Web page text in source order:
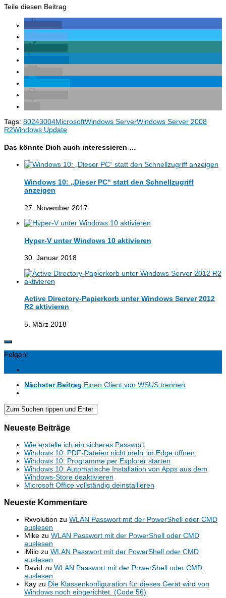
Teile diesen Beitrag
Tags: 80243004MicrosoftWindows ServerWindows Server 2008
R2Windows Update
Das könnte Dich auch interessieren …
Windows 10: „Dieser PC“ statt den Schnellzugriff
anzeigen
27. November 2017
Hyper-V unter Windows 10 aktivieren
30. Januar 2018
Active Directory-Papierkorb unter Windows Server 2012
R2 aktivieren
5. März 2018
Folgen:
Nächster Beitrag Einen Client von WSUS trennen
Neueste Beiträge
Wie erstelle ich ein sicheres Passwort
Windows 10: PDF-Dateien nicht mehr im Edge öffnen
Windows 10: Programme per Explorer starten
Windows 10: Automatische Installation von Apps aus dem
Windows-Store deaktivieren
Microsoft Office vollständig deinstallieren
Neueste Kommentare
Rxvolution zu WLAN Passwort mit der PowerShell oder CMD
auslesen
Mike zu WLAN Passwort mit der PowerShell oder CMD
auslesen
iMilo zu WLAN Passwort mit der PowerShell oder CMD
auslesen
David zu WLAN Passwort mit der PowerShell oder CMD
auslesen
Kay zu Die Klassenkonfiguration für dieses Gerät wird von
Windows noch eingerichtet. (Code 56)